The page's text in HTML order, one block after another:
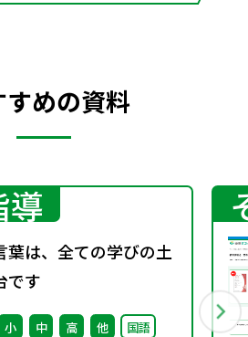
すめの資料
導
葉は、全ての学びの土
です
小 中 高 他
国語